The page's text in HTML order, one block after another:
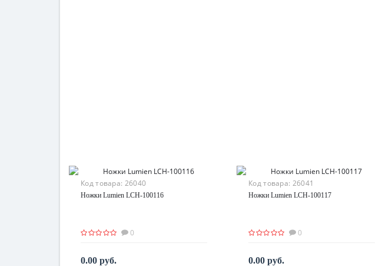
Код товара: 26040
Ножки Lumien LCH-100116
0
0.00 руб.
Код товара: 26041
Ножки Lumien LCH-100117
0
0.00 руб.